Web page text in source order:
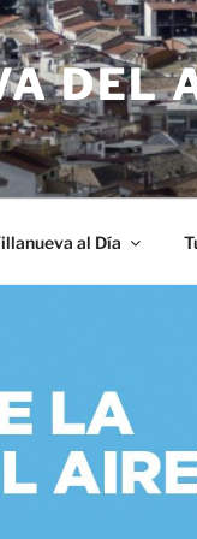
DEL
al Día